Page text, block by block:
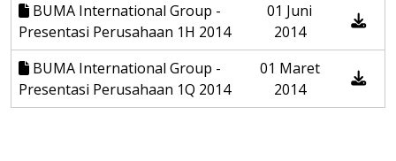
BUMA International Group -
Presentasi Perusahaan 1H 2014
01 Juni
2014
BUMA International Group -
Presentasi Perusahaan 1Q 2014
01 Maret
2014